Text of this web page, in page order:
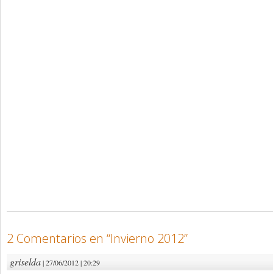
2 Comentarios en “Invierno 2012”
griselda| 27/06/2012 | 20:29